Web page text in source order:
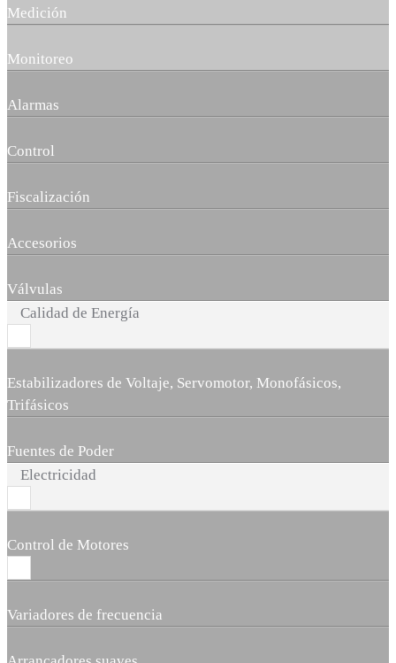
Medición
Monitoreo
Alarmas
Control
Fiscalización
Accesorios
Válvulas
Calidad de Energía
Estabilizadores de Voltaje, Servomotor, Monofásicos,
Trifásicos
Fuentes de Poder
Electricidad
Control de Motores
Variadores de frecuencia